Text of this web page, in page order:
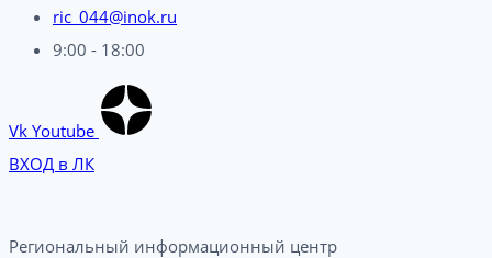
ric_044@inok.ru
9:00 - 18:00
Vk Youtube
ВХОД в ЛК
Региональный информационный центр